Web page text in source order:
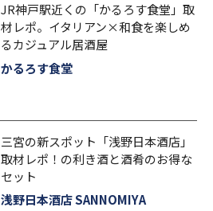
JR神戸駅近くの「かるろす食堂」取
材レポ。イタリアン×和食を楽しめ
るカジュアル居酒屋
かるろす食堂
三宮の新スポット「浅野日本酒店」
取材レポ！の利き酒と酒肴のお得な
セット
浅野日本酒店 SANNOMIYA